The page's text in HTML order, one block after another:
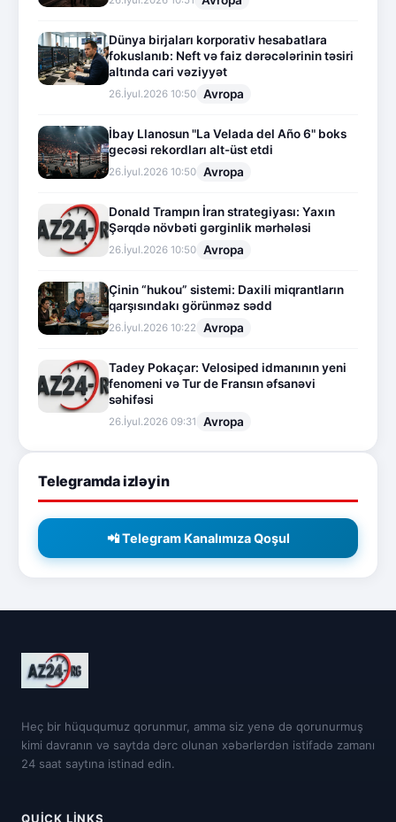
Dünya birjaları korporativ hesabatlara
fokuslanıb: Neft və faiz dərəcələrinin təsiri
altında cari vəziyyət
26.İyul.2026 10:50 Avropa
İbay Llanosun "La Velada del Año 6" boks
gecəsi rekordları alt-üst etdi
26.İyul.2026 10:50 Avropa
Donald Trampın İran strategiyası: Yaxın
Şərqdə növbəti gərginlik mərhələsi
26.İyul.2026 10:50 Avropa
Çinin “hukou” sistemi: Daxili miqrantların
qarşısındakı görünməz sədd
26.İyul.2026 10:22 Avropa
Tadey Pokaçar: Velosiped idmanının yeni
fenomeni və Tur de Fransın əfsanəvi
səhifəsi
26.İyul.2026 09:31 Avropa
Telegramda izləyin
📲 Telegram Kanalımıza Qoşul
Heç bir hüququmuz qorunmur, amma siz yenə də qorunurmuş
kimi davranın və saytda dərc olunan xəbərlərdən istifadə zamanı
24 saat saytına istinad edin.
QUICK LINKS